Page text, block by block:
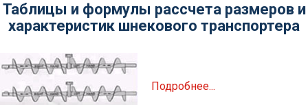
Таблицы и формулы рассчета размеров и
характеристик шнекового транспортера
Подробнее...